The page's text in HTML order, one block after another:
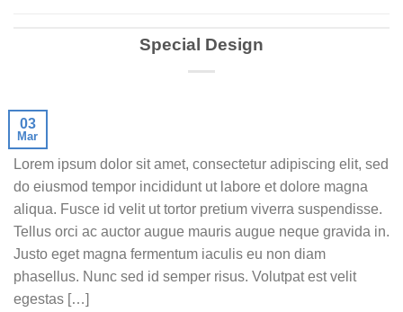
Special Design
03
Mar
Lorem ipsum dolor sit amet, consectetur adipiscing elit, sed
do eiusmod tempor incididunt ut labore et dolore magna
aliqua. Fusce id velit ut tortor pretium viverra suspendisse.
Tellus orci ac auctor augue mauris augue neque gravida in.
Justo eget magna fermentum iaculis eu non diam
phasellus. Nunc sed id semper risus. Volutpat est velit
egestas […]